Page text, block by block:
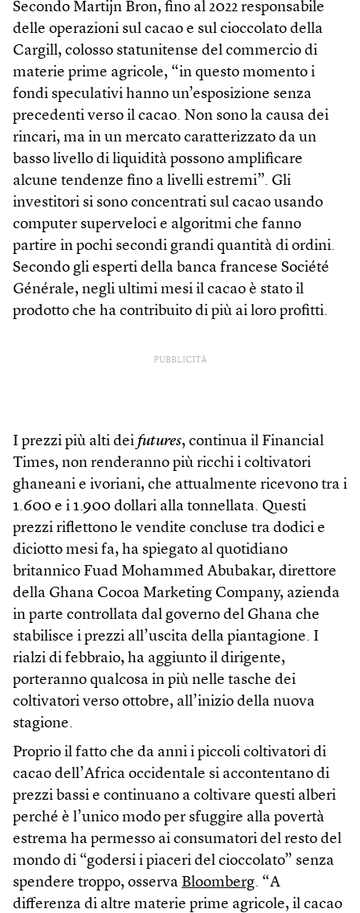
Secondo Martijn Bron, fino al 2022 responsabile
delle operazioni sul cacao e sul cioccolato della
Cargill, colosso statunitense del commercio di
materie prime agricole, “in questo momento i
fondi speculativi hanno un’esposizione senza
precedenti verso il cacao. Non sono la causa dei
rincari, ma in un mercato caratterizzato da un
basso livello di liquidità possono amplificare
alcune tendenze fino a livelli estremi”. Gli
investitori si sono concentrati sul cacao usando
computer superveloci e algoritmi che fanno
partire in pochi secondi grandi quantità di ordini.
Secondo gli esperti della banca francese Société
Générale, negli ultimi mesi il cacao è stato il
prodotto che ha contribuito di più ai loro profitti.
PUBBLICITÀ
I prezzi più alti dei futures, continua il Financial
Times, non renderanno più ricchi i coltivatori
ghaneani e ivoriani, che attualmente ricevono tra i
1.600 e i 1.900 dollari alla tonnellata. Questi
prezzi riflettono le vendite concluse tra dodici e
diciotto mesi fa, ha spiegato al quotidiano
britannico Fuad Mohammed Abubakar, direttore
della Ghana Cocoa Marketing Company, azienda
in parte controllata dal governo del Ghana che
stabilisce i prezzi all’uscita della piantagione. I
rialzi di febbraio, ha aggiunto il dirigente,
porteranno qualcosa in più nelle tasche dei
coltivatori verso ottobre, all’inizio della nuova
stagione.
Proprio il fatto che da anni i piccoli coltivatori di
cacao dell’Africa occidentale si accontentano di
prezzi bassi e continuano a coltivare questi alberi
perché è l’unico modo per sfuggire alla povertà
estrema ha permesso ai consumatori del resto del
mondo di “godersi i piaceri del cioccolato” senza
spendere troppo, osserva Bloomberg. “A
differenza di altre materie prime agricole, il cacao